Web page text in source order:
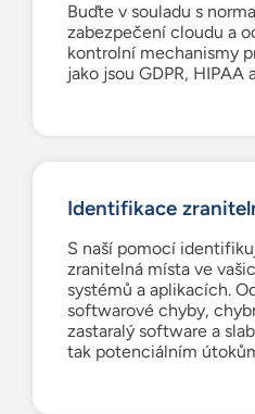
Buďte v souladu s
zabezpečení cloudu a
kontrolní mechanismy
jako jsou GDPR, HIPAA
Identifikace
S naší pomocí
zranitelná místa ve
systémů a aplikacích.
softwarové chyby,
zastaralý software a
tak potenciálním